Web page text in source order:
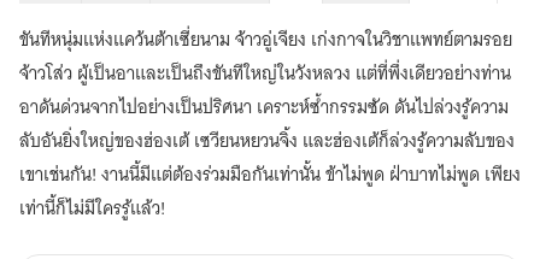
เล่ม
10
อันดับ
หนึ่ง
ใน
ใต้
หล้า
ขันทีหนุ่มแห่งแคว้นต้าเซี่ยนาม จ้าวอู่เจียง เก่งกาจในวิชาแพทย์ตามรอย
จ้าวโส่ว ผู้เป็นอาและเป็นถึงขันทีใหญ่ในวังหลวง แต่ที่พึ่งเดียวอย่างท่าน
อาดันด่วนจากไปอย่างเป็นปริศนา เคราะห์ซ้ำกรรมซัด ดันไปล่วงรู้ความ
ลับอันยิ่งใหญ่ของฮ่องเต้ เซวียนหยวนจิ้ง และฮ่องเต้ก็ล่วงรู้ความลับของ
เขาเช่นกัน! งานนี้มีแต่ต้องร่วมมือกันเท่านั้น ข้าไม่พูด ฝ่าบาทไม่พูด เพียง
เท่านี้ก็ไม่มีใครรู้แล้ว!